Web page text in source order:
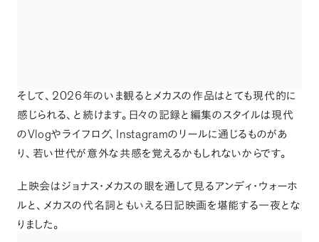
そして 、 2026 年のいま観るとメカスの作品はとても現代的に
感じられる、 と続けます。 日々の記録と編集のスタイルは現代
のVlogやライフログ、 Instagramのリールに通じるものがあ
り 、 若い世代が意外な共感を覚えるかもしれないからです。
上映会はジョナス・メカスの眼を通して見るアンディ・ウォーホ
ルと 、 メカスの代名詞ともいえる日記映画を堪能する一夜とな
りました。